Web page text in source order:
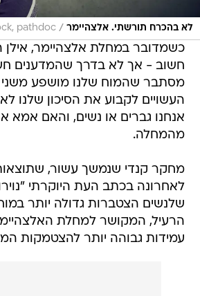
לא בהכרח תורשתי. אלצהיימר /
pathdoc
כשמדובר במחלת אלצהיימר, אילן
חשוב - אך לא בדרך שהמדענים
מסתבר שהמוח שלנו מושפע משני
העשויים לקבוע את הסיכון שלנו
אנחנו גברים או נשים, והאם אמא
מהמחלה.
מחקר קנדי שנמשך עשור,
לאחרונה בכתב העת היוקרתי
שלנשים הצטברות גדולה יותר
הרעיל, המקושר למחלת
עמידות גבוהה יותר להצטמקות